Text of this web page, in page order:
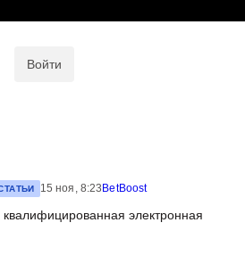
Войти
15 ноя, 8:23 BetBoost
квалифицированная электронная